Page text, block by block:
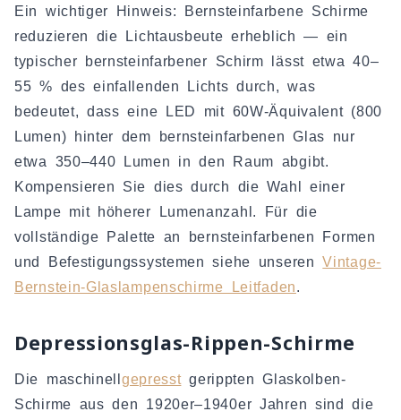
Ein wichtiger Hinweis: Bernsteinfarbene Schirme
reduzieren die Lichtausbeute erheblich — ein
typischer bernsteinfarbener Schirm lässt etwa 40–
55 % des einfallenden Lichts durch, was
bedeutet, dass eine LED mit 60W-Äquivalent (800
Lumen) hinter dem bernsteinfarbenen Glas nur
etwa 350–440 Lumen in den Raum abgibt.
Kompensieren Sie dies durch die Wahl einer
Lampe mit höherer Lumenanzahl. Für die
vollständige Palette an bernsteinfarbenen Formen
und Befestigungssystemen siehe unserenVintage-
Bernstein-Glaslampenschirme Leitfaden.
Depressionsglas-Rippen-Schirme
Die maschinell gepresstgerippten Glaskolben-
Schirme aus den 1920er–1940er Jahren sind die